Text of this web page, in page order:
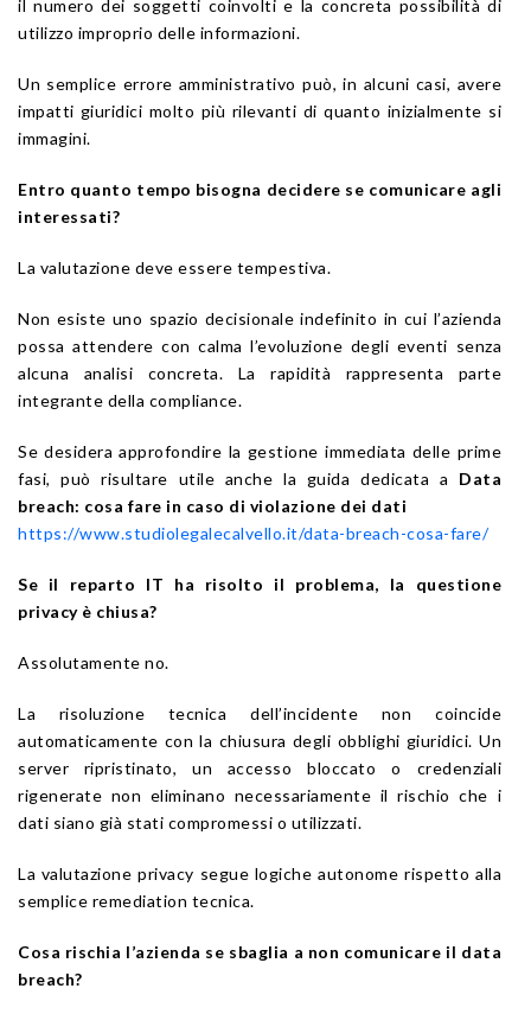
il numero dei soggetti coinvolti e la concreta possibilità di
utilizzo improprio delle informazioni.
Un semplice errore amministrativo può, in alcuni casi, avere
impatti giuridici molto più rilevanti di quanto inizialmente si
immagini.
Entro quanto tempo bisogna decidere se comunicare agli
interessati?
La valutazione deve essere tempestiva.
Non esiste uno spazio decisionale indefinito in cui l’azienda
possa attendere con calma l’evoluzione degli eventi senza
alcuna analisi concreta. La rapidità rappresenta parte
integrante della compliance.
Se desidera approfondire la gestione immediata delle prime
fasi, può risultare utile anche la guida dedicata a Data
breach: cosa fare in caso di violazione dei dati
https://www.studiolegalecalvello.it/data-breach-cosa-fare/
Se il reparto IT ha risolto il problema, la questione
privacy è chiusa?
Assolutamente no.
La risoluzione tecnica dell’incidente non coincide
automaticamente con la chiusura degli obblighi giuridici. Un
server ripristinato, un accesso bloccato o credenziali
rigenerate non eliminano necessariamente il rischio che i
dati siano già stati compromessi o utilizzati.
La valutazione privacy segue logiche autonome rispetto alla
semplice remediation tecnica.
Cosa rischia l’azienda se sbaglia a non comunicare il data
breach?